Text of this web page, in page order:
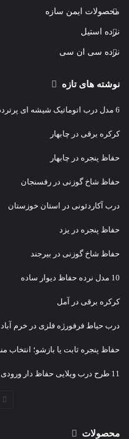
محصولات ایمن سازه
نرده استیل
نرده سی ان سی
نوشته های تازه
6 مدل درب اتوماتیک شیشه ای پرتردد مجتمع
کرکره برقی در چابهار
حفاظ پنجره در چابهار
حفاظ شاخ گوزنی در رفسنجان
درب آکاردئونی در استان خوزستان
حفاظ پنجره در یزد
حفاظ شاخ گوزنی در بیرجند
10 مدل نرده حفاظ دیوار ساده
کرکره برقی در آمل
درب حیاط فرفورژه فلزی در خرم آباد
حفاظ پنجره ثابت یا بازشو؛
11 طرح درب ویلایی حفاظ دار ورودی
محصولات